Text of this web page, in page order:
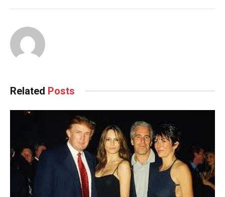
Related Posts